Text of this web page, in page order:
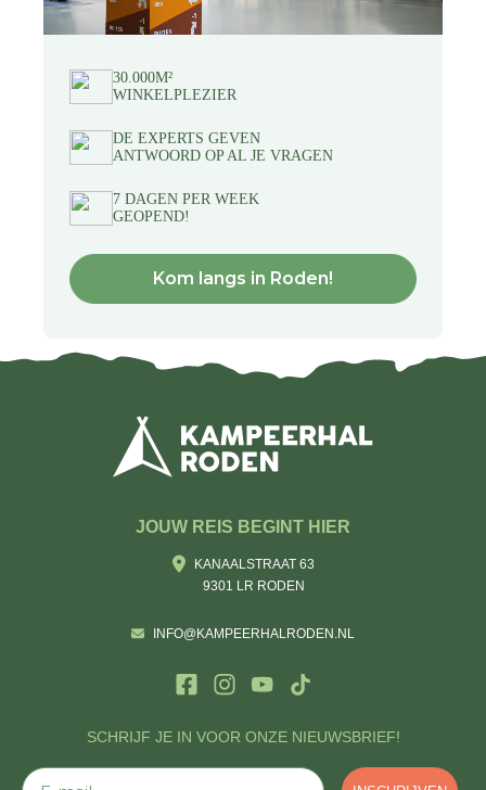
30.000M²
WINKELPLEZIER
DE EXPERTS GEVEN
ANTWOORD OP AL JE VRAGEN
7 DAGEN PER WEEK
GEOPEND!
Kom langs in Roden!
SCHRIJF JE IN VOOR ONZE NIEUWSBRIEF!
E-mail
JOUW REIS BEGINT HIER
KANAALSTRAAT 63
9301 LR RODEN
INFO@KAMPEERHALRODEN.NL